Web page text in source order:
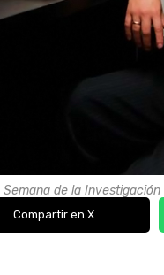
de la
Compartir en X